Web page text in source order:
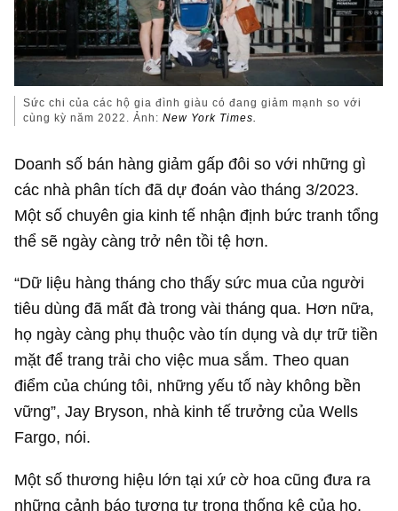
Sức chi của các hộ gia đình giàu có đang giảm mạnh so với
cùng kỳ năm 2022. Ảnh:New York Times.
Doanh số bán hàng giảm gấp đôi so với những gì
các nhà phân tích đã dự đoán vào tháng 3/2023.
Một số chuyên gia kinh tế nhận định bức tranh tổng
thể sẽ ngày càng trở nên tồi tệ hơn.
“Dữ liệu hàng tháng cho thấy sức mua của người
tiêu dùng đã mất đà trong vài tháng qua. Hơn nữa,
họ ngày càng phụ thuộc vào tín dụng và dự trữ tiền
mặt để trang trải cho việc mua sắm. Theo quan
điểm của chúng tôi, những yếu tố này không bền
vững”, Jay Bryson, nhà kinh tế trưởng của Wells
Fargo, nói.
Một số thương hiệu lớn tại xứ cờ hoa cũng đưa ra
những cảnh báo tương tự trong thống kê của họ.